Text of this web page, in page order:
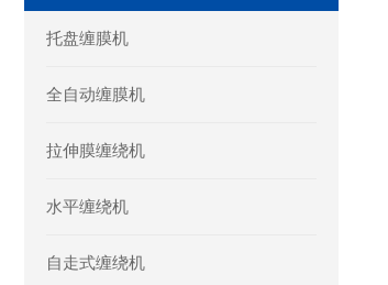
托盘缠膜机
全自动缠膜机
拉伸膜缠绕机
水平缠绕机
自走式缠绕机